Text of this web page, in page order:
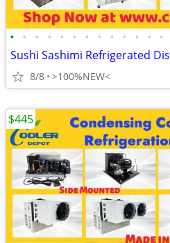
• • • • • • • • • • • • •
8/8 >100%NEW<
$445